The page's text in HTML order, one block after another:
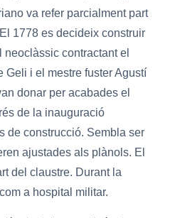
va refer parcialment part
1778 es decideix construir
neoclàssic contractant el
Geli i el mestre fuster Agustí
donar per acabades el
de la inauguració
de construcció. Sembla ser
ajustades als plànols. El
del claustre. Durant la
a hospital militar.